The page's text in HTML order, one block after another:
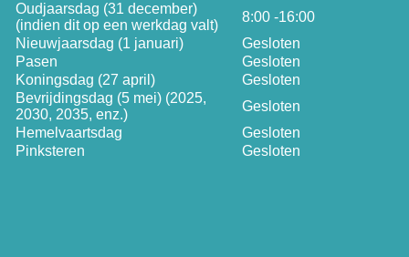
Oudjaarsdag (31 december)
(indien dit op een werkdag valt)
8:00 -16:00
Nieuwjaarsdag (1 januari)
Gesloten
Pasen
Gesloten
Koningsdag (27 april)
Gesloten
Bevrijdingsdag (5 mei) (2025,
2030, 2035, enz.)
Gesloten
Hemelvaartsdag
Gesloten
Pinksteren
Gesloten